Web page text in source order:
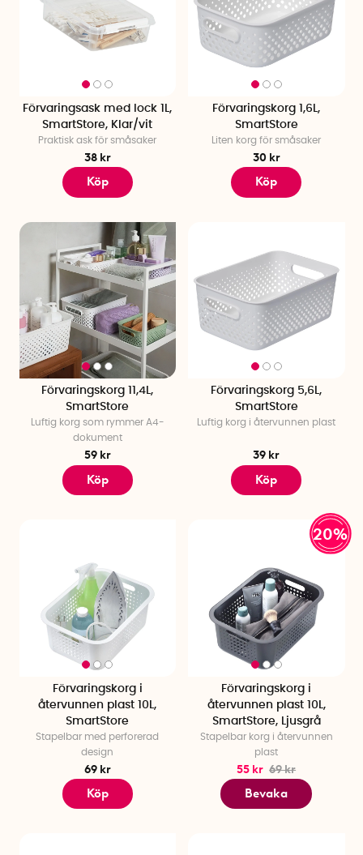
Förvaringsask med lock 1L,
SmartStore, Klar/vit
Praktisk ask för småsaker
38 kr
Köp
Förvaringskorg 1,6L,
SmartStore
Liten korg för småsaker
30 kr
Köp
Förvaringskorg 11,4L,
SmartStore
Luftig korg som rymmer A4-
dokument
59 kr
Köp
Förvaringskorg 5,6L,
SmartStore
Luftig korg i återvunnen plast
39 kr
Köp
Förvaringskorg i
återvunnen plast 10L,
SmartStore
Stapelbar med perforerad
design
69 kr
Köp
20%
Förvaringskorg i
återvunnen plast 10L,
SmartStore, Ljusgrå
Stapelbar korg i återvunnen
plast
55 kr 69 kr
Bevaka